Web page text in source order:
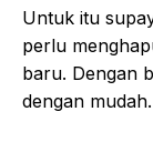
Untuk itu
perlu
baru. Dengan
dengan mudah.